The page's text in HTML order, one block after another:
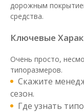
дорожным
средства.
Ключевые
Очень просто,
типоразмеров.
Скажите
сезон.
Где узнать